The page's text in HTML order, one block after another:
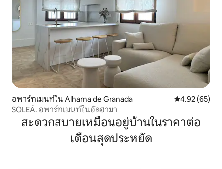
อพาร์ทเมนท์ใน Alhama de Granada คะแนนเฉลี่ย
4.92 (65)
SOLEÁ. อพาร์ทเมนท์ในอัลฮามา
สะดวกสบายเหมือนอยู่บ้านในราคาต่อ
เดือนสุดประหยัด